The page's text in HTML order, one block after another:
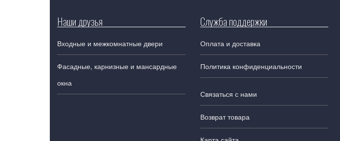
Наши друзья
Входные и межкомнатные двери
Фасадные, карнизные и мансардные
окна
Служба поддержки
Оплата и доставка
Политика конфиденциальности
Связаться с нами
Возврат товара